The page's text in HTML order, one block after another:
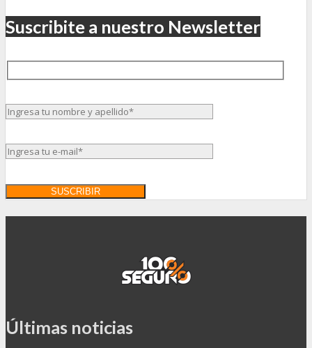
Suscribite a nuestro Newsletter
Últimas noticias